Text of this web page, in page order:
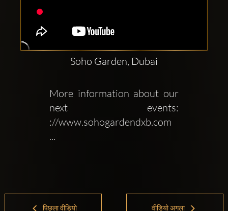
Soho Garden, Dubai
More information about our
next events:
://www.sohogardendxb.com
...
पिछला वीडियो वीडियो अगला